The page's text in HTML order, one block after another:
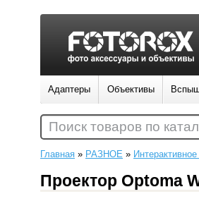
Главная » РАЗНОЕ »
Проектор Optoma
Адаптеры Объективы
Поиск товаров по